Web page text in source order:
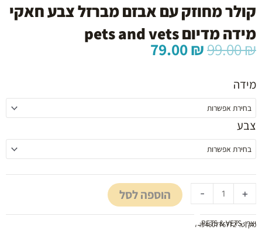
קולר מחוזק עם אבזם מברזל צבע חאקי
מידה מדיום pets and vets
99.00₪ המחיר
המקורי
79.00₪
מידה
צבע
-
עם
מברזל
מדיום
pets
and
+ הוספה לסל
יצרן: PETS & VETS
מק"ט:'749460776772